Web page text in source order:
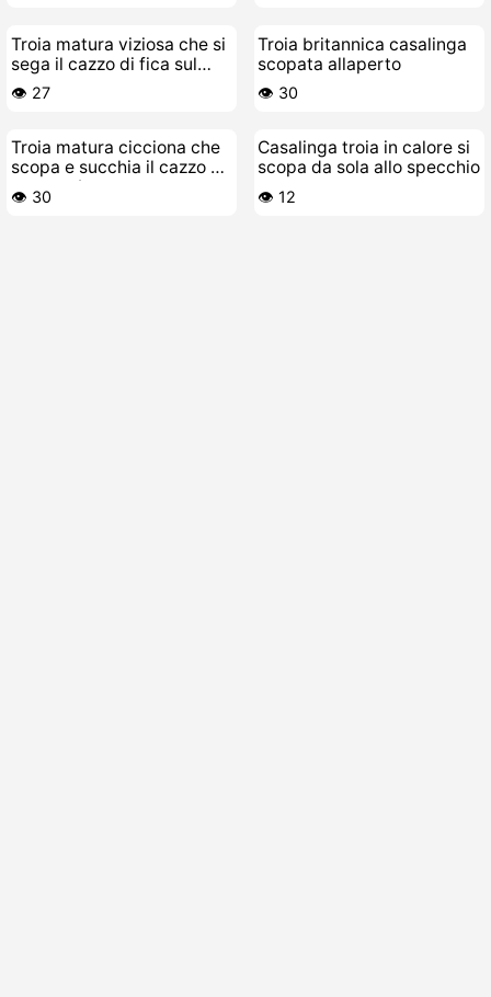
Troia matura viziosa che si
sega il cazzo di fica sul
letto
👁️ 27
Troia britannica casalinga
scopata allaperto
👁️ 30
Troia matura cicciona che
scopa e succhia il cazzo al
suo toy-boy
👁️ 30
Casalinga troia in calore si
scopa da sola allo specchio
👁️ 12